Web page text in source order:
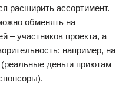
расширить ассортимент.
обменять на
– участников проекта, а
например, на
деньги приютам